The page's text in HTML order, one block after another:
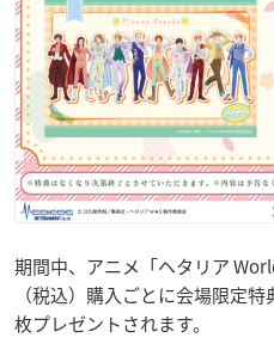
期間中、アニメ「ヘタリア
（税込）購入ごとに会場限定
枚プレゼントされます。